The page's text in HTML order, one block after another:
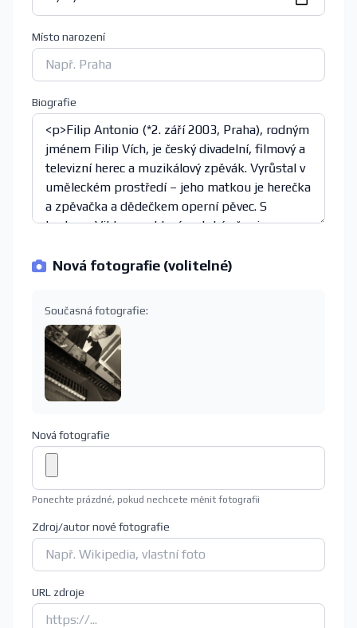
Místo narození
Biografie
Nová fotografie (volitelné)
Současná fotografie:
Nová fotografie
Ponechte prázdné, pokud nechcete měnit fotografii
Zdroj/autor nové fotografie
URL zdroje